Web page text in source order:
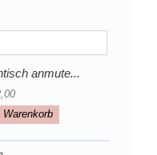
anmute...
Warenkorb